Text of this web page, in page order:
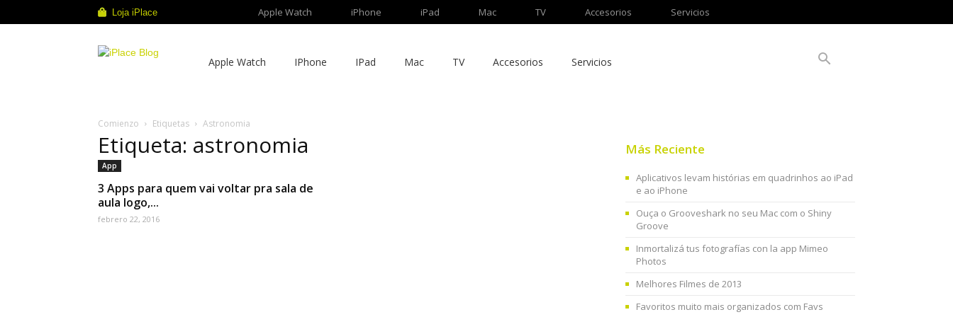
Loja iPlace Apple Watch iPhone iPad Mac TV Accesorios Servicios
Apple Watch IPhone IPad Mac TV Accesorios Servicios
Comienzo Etiquetas Astronomia
Etiqueta: astronomia
App
3 Apps para quem vai voltar pra sala de
aula logo,...
febrero 22, 2016
Más Reciente
Aplicativos levam histórias em quadrinhos ao iPad
e ao iPhone
Ouça o Grooveshark no seu Mac com o Shiny
Groove
Inmortalizá tus fotografías con la app Mimeo
Photos
Melhores Filmes de 2013
Favoritos muito mais organizados com Favs